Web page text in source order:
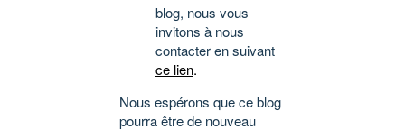
blog, nous vous
invitons à nous
contacter en suivant
ce lien.
Nous espérons que ce blog
pourra être de nouveau